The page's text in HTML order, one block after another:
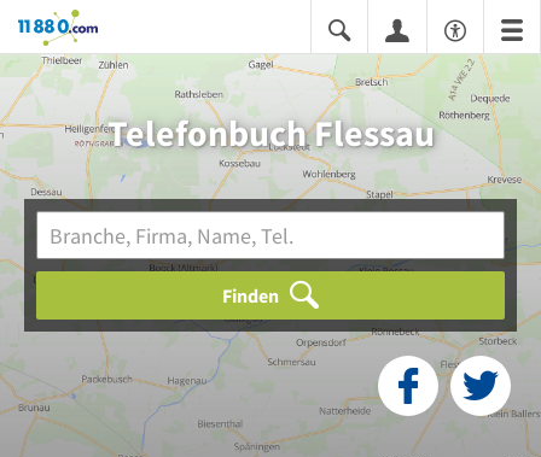
11880.com
Telefonbuch Flessau
Finden